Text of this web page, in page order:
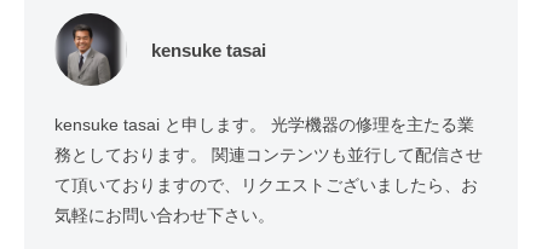
kensuke tasai
kensuke tasai と申します。 光学機器の修理を主たる業
務としております。 関連コンテンツも並行して配信させ
て頂いておりますので、リクエストございましたら、お
気軽にお問い合わせ下さい。